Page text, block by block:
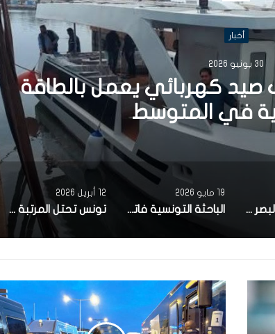
أخبار
30 يونيو 2026
صيد كهربائي يعمل بالطاقة
في المتوسط
مصحة معهد البصر والشبكية بالبحيرة 1 تقوم باجراء اكثر من 50 عملية جراحية لازالة الماء الابيض مجانا لفائدة عدد من اهالي قفصة
19 مايو 2026
الباحثة التونسية فاتن المولدي تنجح في الحصول على براءة اختراع في الولايات المتحدة الأمريكية، وذلك بعد ابتكارها محركاً هجيناً ثورياً
12 أبريل 2026
تونس تحتل المرتبة الاولى افريقيا من حيث عدد النساء المطورات للبرمجيات